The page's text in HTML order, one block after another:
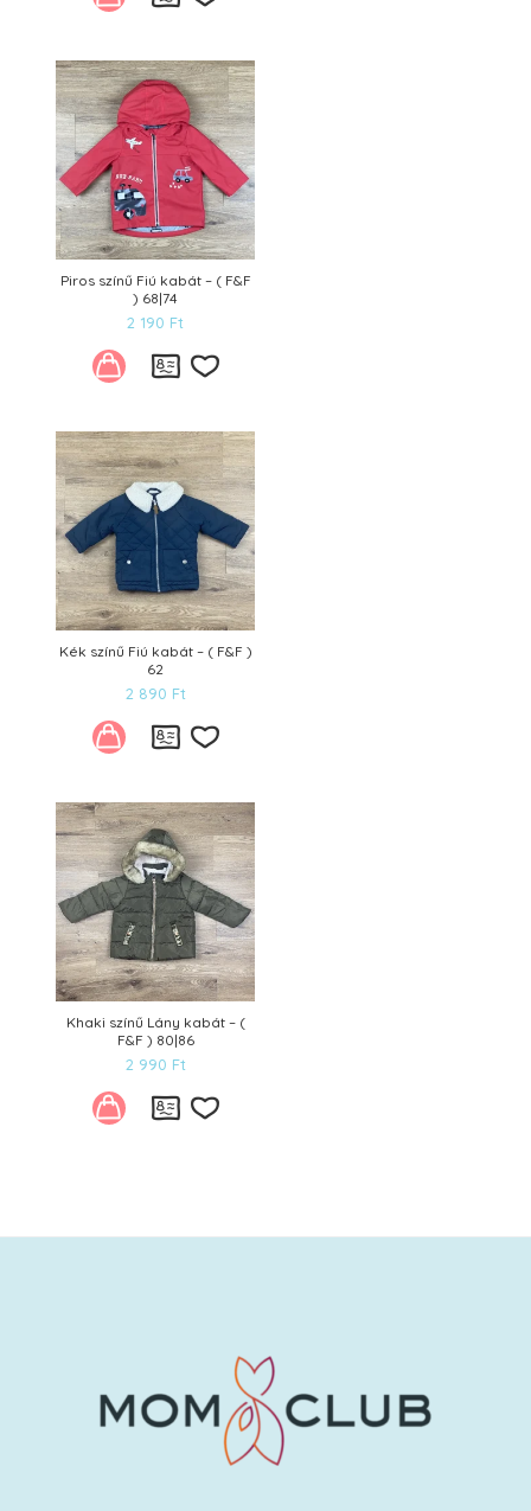
Kívánságlistára
Piros színű Fiú kabát – ( F&F
) 68|74
2 190 Ft
Kívánságlistára
Kék színű Fiú kabát – ( F&F )
62
2 890 Ft
Kívánságlistára
Khaki színű Lány kabát – (
F&F ) 80|86
2 990 Ft